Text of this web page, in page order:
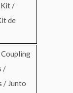
Kit /
de
/
/ Junto